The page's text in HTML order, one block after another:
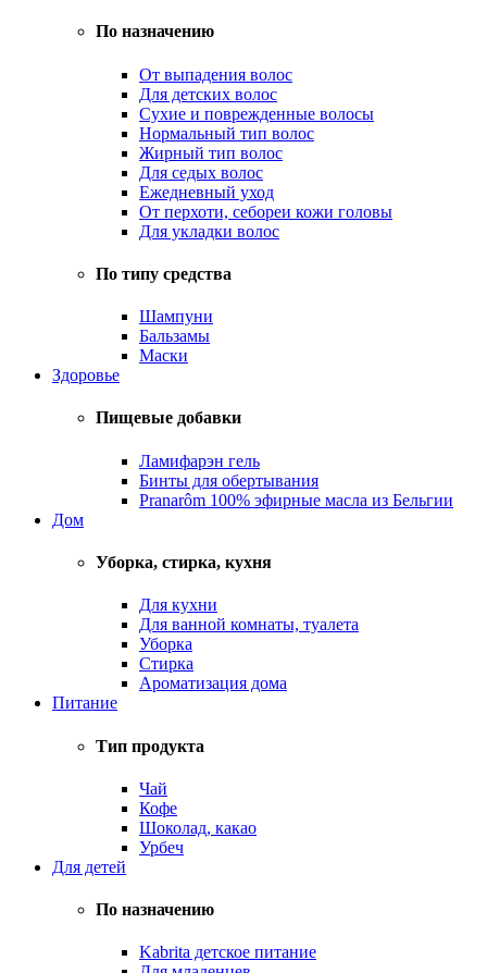
По назначению
От выпадения волос
Для детских волос
Сухие и поврежденные волосы
Нормальный тип волос
Жирный тип волос
Для седых волос
Ежедневный уход
От перхоти, себореи кожи головы
Для укладки волос
По типу средства
Шампуни
Бальзамы
Маски
Здоровье
Пищевые добавки
Ламифарэн гель
Бинты для обертывания
Pranarôm 100% эфирные масла из Бельгии
Дом
Уборка, стирка, кухня
Для кухни
Для ванной комнаты, туалета
Уборка
Стирка
Ароматизация дома
Питание
Тип продукта
Чай
Кофе
Шоколад, какао
Урбеч
Для детей
По назначению
Kabrita детское питание